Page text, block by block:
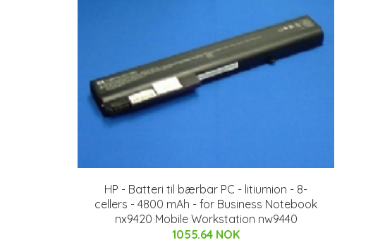
HP - Batteri til bærbar PC - litiumion - 8-
cellers - 4800 mAh - for Business Notebook
nx9420 Mobile Workstation nw9440
1055.64 NOK